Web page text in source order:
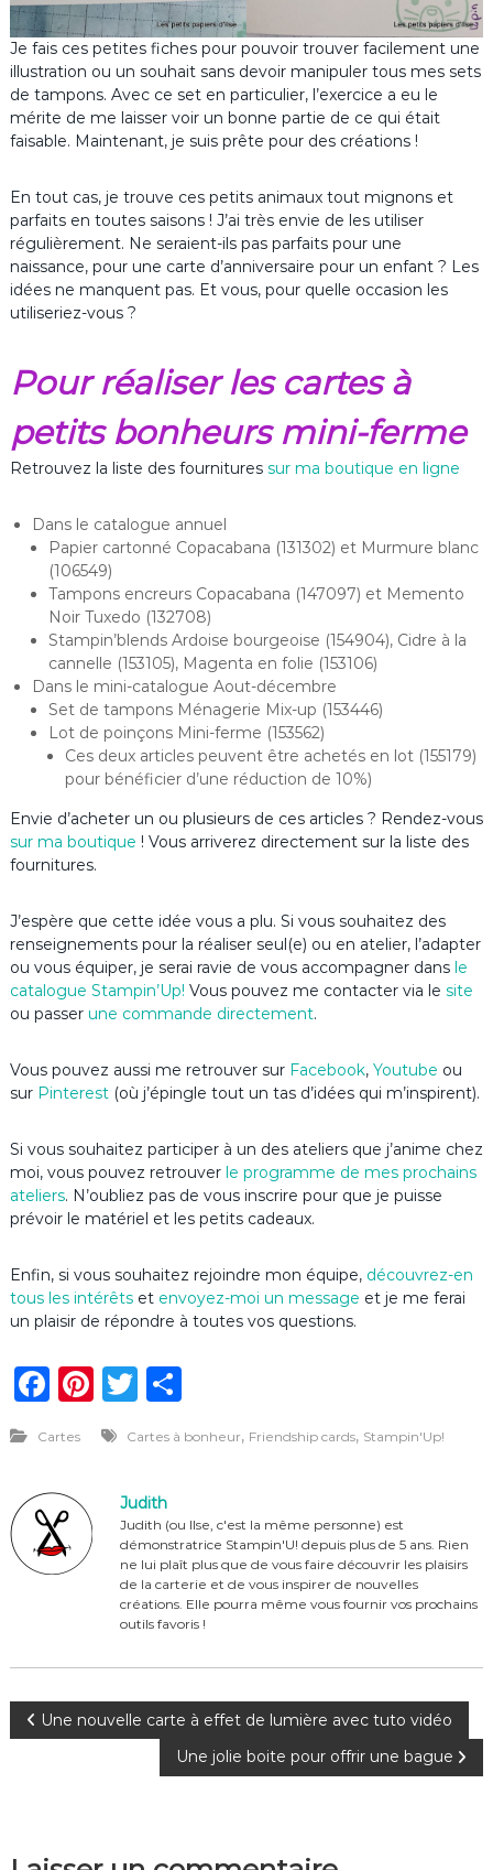
Je fais ces petites fiches pour pouvoir trouver facilement une
illustration ou un souhait sans devoir manipuler tous mes sets
de tampons. Avec ce set en particulier, l’exercice a eu le
mérite de me laisser voir un bonne partie de ce qui était
faisable. Maintenant, je suis prête pour des créations !
En tout cas, je trouve ces petits animaux tout mignons et
parfaits en toutes saisons ! J’ai très envie de les utiliser
régulièrement. Ne seraient-ils pas parfaits pour une
naissance, pour une carte d’anniversaire pour un enfant ? Les
idées ne manquent pas. Et vous, pour quelle occasion les
utiliseriez-vous ?
Pour réaliser les cartes à
petits bonheurs mini-ferme
Retrouvez la liste des fournitures sur ma boutique en ligne
Dans le catalogue annuel
Papier cartonné Copacabana (131302) et Murmure blanc
(106549)
Tampons encreurs Copacabana (147097) et Memento
Noir Tuxedo (132708)
Stampin’blends Ardoise bourgeoise (154904), Cidre à la
cannelle (153105), Magenta en folie (153106)
Dans le mini-catalogue Aout-décembre
Set de tampons Ménagerie Mix-up (153446)
Lot de poinçons Mini-ferme (153562)
Ces deux articles peuvent être achetés en lot (155179)
pour bénéficier d’une réduction de 10%)
Envie d’acheter un ou plusieurs de ces articles ? Rendez-vous
sur ma boutique ! Vous arriverez directement sur la liste des
fournitures.
J’espère que cette idée vous a plu. Si vous souhaitez des
renseignements pour la réaliser seul(e) ou en atelier, l’adapter
ou vous équiper, je serai ravie de vous accompagner dans le
catalogue Stampin’Up! Vous pouvez me contacter via le site
ou passer une commande directement.
Vous pouvez aussi me retrouver sur Facebook, Youtube ou
sur Pinterest (où j’épingle tout un tas d’idées qui m’inspirent).
Si vous souhaitez participer à un des ateliers que j’anime chez
moi, vous pouvez retrouver le programme de mes prochains
ateliers. N’oubliez pas de vous inscrire pour que je puisse
prévoir le matériel et les petits cadeaux.
Enfin, si vous souhaitez rejoindre mon équipe, découvrez-en
tous les intérêtset envoyez-moi un message et je me ferai
un plaisir de répondre à toutes vos questions.
F
c
e
b
o
Pi
n
te
re
st
T
it
te
r
P
ta
er
Cartes Cartes à bonheur, Friendship cards, Stampin'Up!
Judith
Judith (ou Ilse, c'est la même personne) est
démonstratrice Stampin'U! depuis plus de 5 ans. Rien
ne lui plaît plus que de vous faire découvrir les plaisirs
de la carterie et de vous inspirer de nouvelles
créations. Elle pourra même vous fournir vos prochains
outils favoris !
N Une nouvelle carte à effet de lumière avec tuto vidéo
Une jolie boite pour offrir une bague